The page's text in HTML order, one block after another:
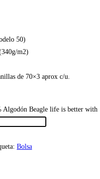
50)
m2)
de 70×3 aprox c/u.
Algodón Beagle life is better with
Bolsa